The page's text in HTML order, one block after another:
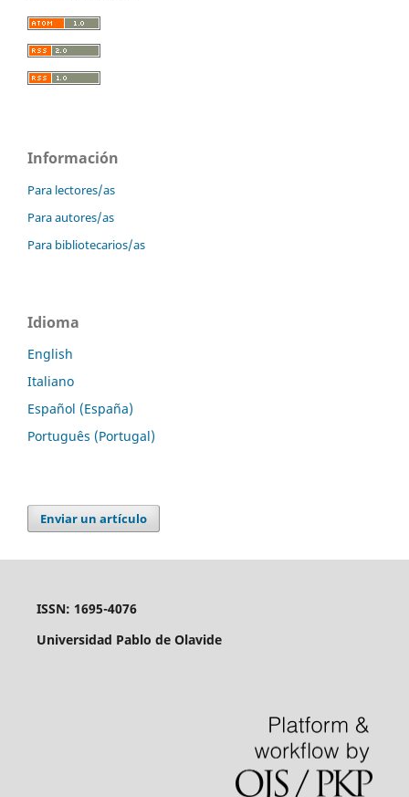
Información
Para lectores/as
Para autores/as
Para bibliotecarios/as
Idioma
English
Italiano
Español (España)
Português (Portugal)
Enviar un artículo
ISSN: 1695-4076
Universidad Pablo de Olavide